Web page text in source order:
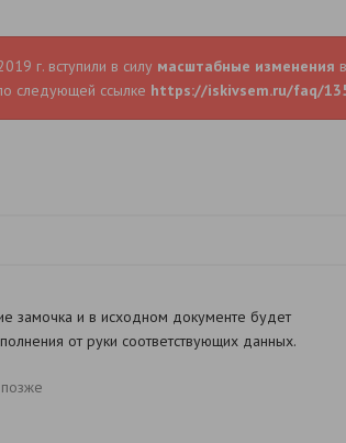
г. вступили в силу масштабные изменения
следующей ссылке https://iskivsem.ru/faq/
замочка и в исходном документе будет
от руки соответствующих данных.